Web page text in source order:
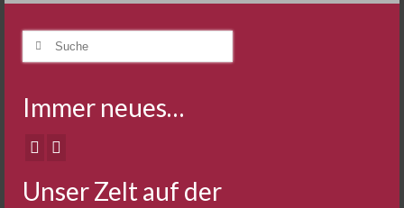
nach:
Immer neues…
Unser Zelt auf der